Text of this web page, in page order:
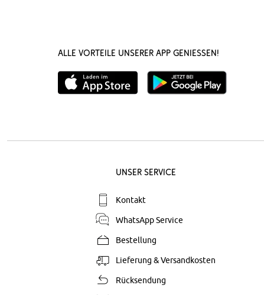
Alle Vorteile unserer App genießen!
Unser Service
Kontakt
WhatsApp Service
Bestellung
Lieferung & Versandkosten
Rücksendung